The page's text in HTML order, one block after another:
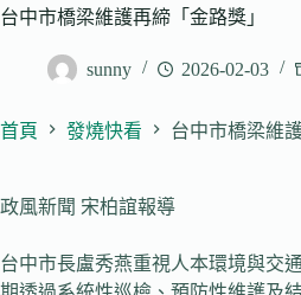
台中市橋梁維護再締「金路獎」
sunny 2026-02-03
首頁 發燒快看 台中市橋梁維
政風新聞 宋柏誼報導
台中市長盧秀燕重視人本環境與交